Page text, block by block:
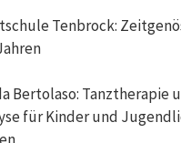
Tenbrock:
Bertolaso: Tanztherapie
für Kinder und